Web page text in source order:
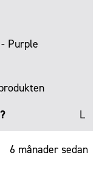
Purple
L
6 månader sedan